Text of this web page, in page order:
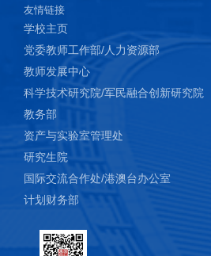
the Formation of Mixed-Valence
6)Qi Sun, Zhiyi Jiang, Ning Ding,
A, 2023, 11, 23228.
7)Ning Ding, Qi Sun, Xudong Xu,
Shenghua Li*, Siping Pang*, Can a
always result in a higher density?
8)Baojing Tian, Qi Sun*, Ning Ding,
友情链接
学校主页
党委教师工作部/人力资源部
教师发展中心
科学技术研究院/军民融合创新研究院
教务部
资产与实验室管理处
研究生院
国际交流合作处/港澳台办公室
计划财务部